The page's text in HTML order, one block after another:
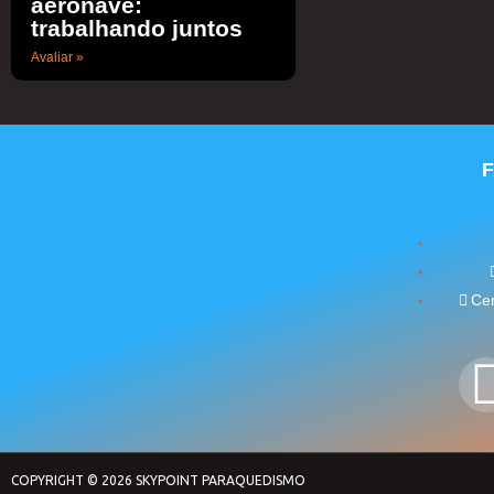
trabalhando juntos
Avaliar »
COPYRIGHT © 2026 SKYPOINT PARAQUEDISMO